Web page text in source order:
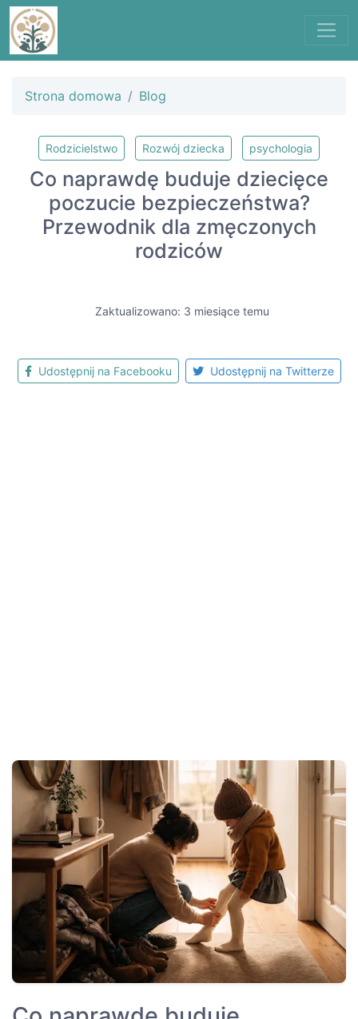
Strona domowa Blog
Rodzicielstwo Rozwój dziecka psychologia
Co naprawdę buduje dziecięce
poczucie bezpieczeństwa?
Przewodnik dla zmęczonych
rodziców
Zaktualizowano: 3 miesiące temu
Udostępnij na Facebooku Udostępnij na Twitterze